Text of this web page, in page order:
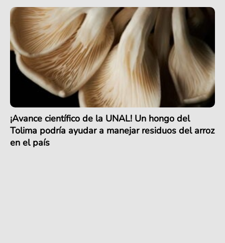
¡Avance científico de la UNAL! Un hongo del
Tolima podría ayudar a manejar residuos del arroz
en el país